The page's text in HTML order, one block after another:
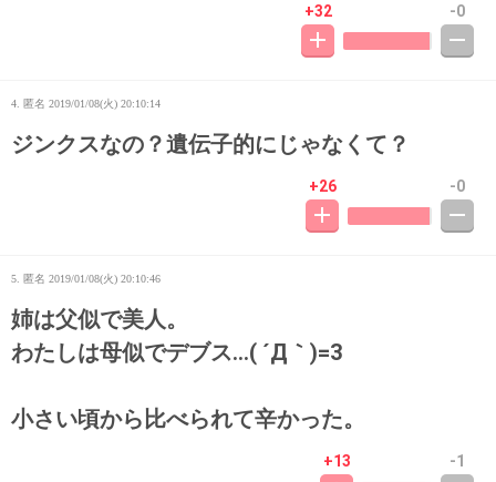
+32 -0
4. 匿名 2019/01/08(火) 20:10:14
ジンクスなの？遺伝子的にじゃなくて？
+26 -0
5. 匿名 2019/01/08(火) 20:10:46
姉は父似で美人。
わたしは母似でデブス…( ´Д｀)=3
小さい頃から比べられて辛かった。
+13 -1